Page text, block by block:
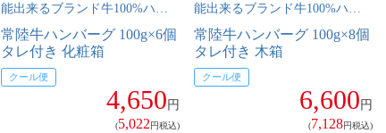
能出来るブランド牛100%ハン
バーグ
常陸牛ハンバーグ 100g×6個
タレ付き 化粧箱
クール便
4,650 円
(5,022円税込)
能出来るブランド牛100%ハン
バーグ
常陸牛ハンバーグ 100g×8個
タレ付き 木箱
クール便
6,600 円
(7,128円税込)